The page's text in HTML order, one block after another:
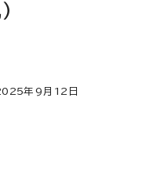
年9月 12 日